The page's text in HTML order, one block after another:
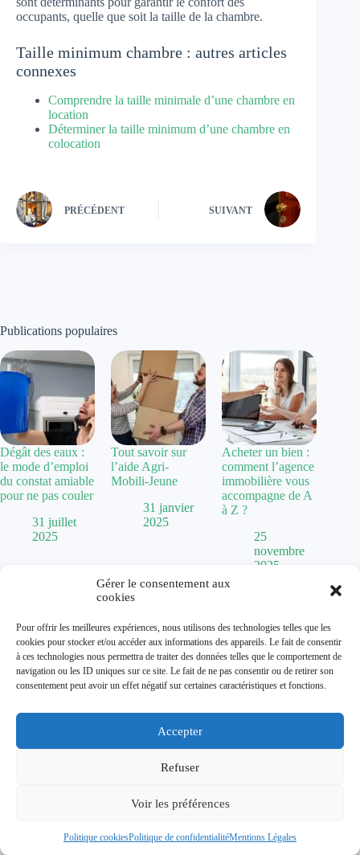
Gérer le consentement aux
cookies
Pour offrir les meilleures expériences, nous utilisons des technologies telles que les
cookies pour stocker et/ou accéder aux informations des appareils. Le fait de consentir
à ces technologies nous permettra de traiter des données telles que le comportement de
navigation ou les ID uniques sur ce site. Le fait de ne pas consentir ou de retirer son
consentement peut avoir un effet négatif sur certaines caractéristiques et fonctions.
Accepter
Refuser
Voir les préférences
Politique cookiesPolitique de confidentialitéMentions Légales
occupants, quelle que soit la taille de la chambre.
Taille minimum chambre : autres articles
connexes
Comprendre la taille minimale d’une chambre en
location
Déterminer la taille minimum d’une chambre en
colocation
PRÉCÉDENT SUIVANT
Publications populaires
Dégât des eaux :
le mode d’emploi
du constat amiable
pour ne pas couler
31 juillet
2025
Tout savoir sur
l’aide Agri-
Mobili-Jeune
31 janvier
2025
Acheter un bien :
comment l’agence
immobilière vous
accompagne de A
à Z ?
25
novembre
2025
Mentions Légales
Plan de site
Contact
À propos
Dolum magazine vous guide dans l'art de transformer votre
habitat. De lachaise Baumannvintage aux tendances comme
, nous explorons toutes les facettes de la
projet de rénovation ou que vous souhaitiez optimiser
vos projets d'aménagement.